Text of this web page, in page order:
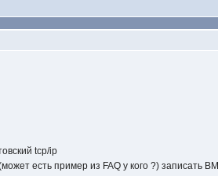
tcp/ip
есть пример из FAQ у кого ?) записать